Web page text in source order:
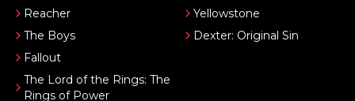
Reacher
The Boys
Fallout
The Lord of the Rings: The
Rings of Power
Yellowstone
Dexter: Original Sin